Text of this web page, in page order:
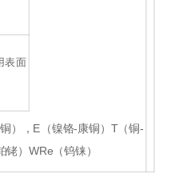
表面
，E（镍铬-康铜）T（铜-
）WRe（钨铼）